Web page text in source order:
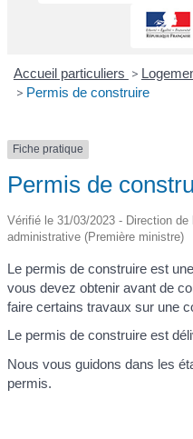
Accueil particuliers >
> Permis de construire
Fiche pratique
Permis de
Vérifié le 31/03/2023 - Direction
administrative (Première ministre)
Le permis de construire est
vous devez obtenir avant de
faire certains travaux sur une
Le permis de construire est
Nous vous guidons dans les
permis.